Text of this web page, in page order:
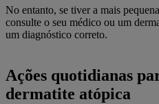
No entanto, se tiver a mais
consulte o seu médico ou um
um diagnóstico correto.
Ações quotidianas
dermatite atópica